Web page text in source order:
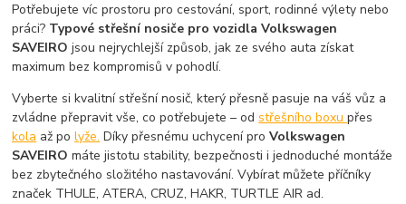
Potřebujete víc prostoru pro cestování, sport, rodinné výlety nebo
práci? Typové střešní nosiče pro vozidla Volkswagen
SAVEIROjsou nejrychlejší způsob, jak ze svého auta získat
maximum bez kompromisů v pohodlí.
Vyberte si kvalitní střešní nosič, který přesně pasuje na váš vůz a
zvládne přepravit vše, co potřebujete – odstřešního boxupřes
kola až polyže. Díky přesnému uchycení proVolkswagen
SAVEIROmáte jistotu stability, bezpečnosti i jednoduché montáže
bez zbytečného složitého nastavování. Vybírat můžete příčníky
značek THULE, ATERA, CRUZ, HAKR, TURTLE AIR ad.